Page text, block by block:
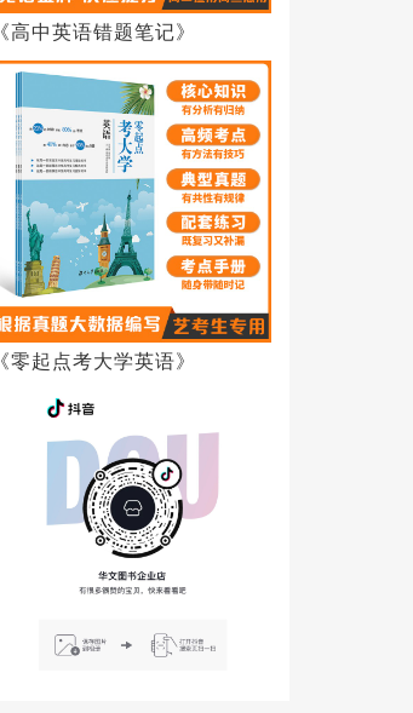
《高中英语错题笔记》
《零起点考大学英语》